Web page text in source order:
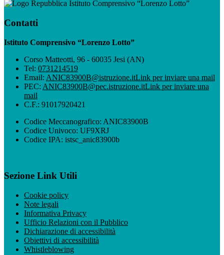
Istituto Comprensivo “Lorenzo Lotto”
Contatti
Istituto Comprensivo “Lorenzo Lotto”
Corso Matteotti, 96 - 60035 Jesi (AN)
Tel: 0731214519
Email: ANIC83900B@istruzione.itLink per inviare una mail
PEC: ANIC83900B@pec.istruzione.itLink per inviare una
mail
C.F.: 91017920421
Codice Meccanografico: ANIC83900B
Codice Univoco: UF9XRJ
Codice IPA: istsc_anic83900b
Sezione Link Utili
Cookie policy
Note legali
Informativa Privacy
Ufficio Relazioni con il Pubblico
Dichiarazione di accessibilità
Obiettivi di accessibilità
Whistleblowing